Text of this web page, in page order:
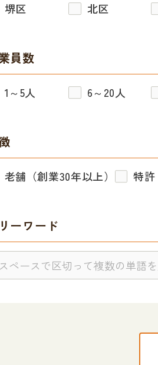
堺区 北区
員数
1～5人 6～20人
老舗（創業30年以上） 特
ーワード